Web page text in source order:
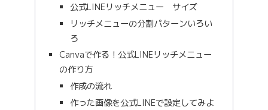
公式LINEリッチメニュー サイズ
リッチメニューの分割パターンいろい
ろ
Canvaで作る！公式LINEリッチメニュー
の作り方
作成の流れ
作った画像を公式LINEで設定してみよ